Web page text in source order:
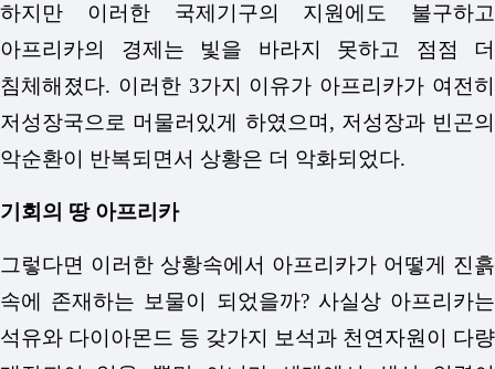
하지만 이러한 국제기구의 지원에도 불구하고
아프리카의 경제는 빛을 바라지 못하고 점점 더
침체해졌다. 이러한 3가지 이유가 아프리카가 여전히
저성장국으로 머물러있게 하였으며, 저성장과 빈곤의
악순환이 반복되면서 상황은 더 악화되었다.
기회의 땅 아프리카
그렇다면 이러한 상황속에서 아프리카가 어떻게 진흙
속에 존재하는 보물이 되었을까? 사실상 아프리카는
석유와 다이아몬드 등 갖가지 보석과 천연자원이 다량